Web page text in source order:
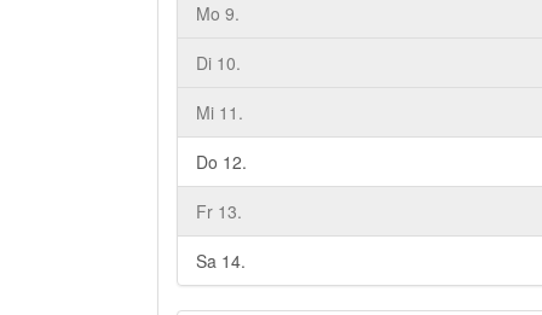
Mo 9.
Di 10.
Mi 11.
Do 12.
Fr 13.
Sa 14.